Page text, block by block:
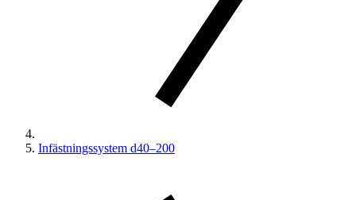
Infästningssystem d40–200